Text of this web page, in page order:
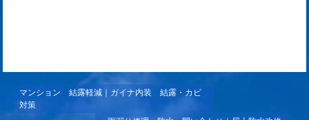
マンション 結露軽減｜ガイナ内装 結露・カビ
対策